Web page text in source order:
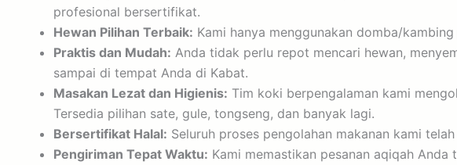
profesional bersertifikat.
Hewan Pilihan Terbaik: Kami hanya menggunakan domba/
Praktis dan Mudah: Anda tidak perlu repot mencari hewan,
sampai di tempat Anda di Kabat.
Masakan Lezat dan Higienis: Tim koki berpengalaman kami
Tersedia pilihan sate, gule, tongseng, dan banyak lagi.
Bersertifikat Halal: Seluruh proses pengolahan makanan kami
Pengiriman Tepat Waktu: Kami memastikan pesanan aqiqah